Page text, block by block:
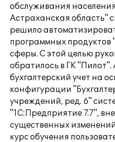
обслуживания
Астраханская область"
решило
программных
сферы. С этой целью
обратилось в ГК
бухгалтерский учет на
конфигурации
учреждений, ред. 6"
"1С:Предприятие 7.7",
существенных
курс обучения